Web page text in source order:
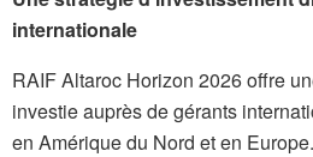
internationale
RAIF Altaroc Horizon 2026 offre
investie auprès de gérants
en Amérique du Nord et en